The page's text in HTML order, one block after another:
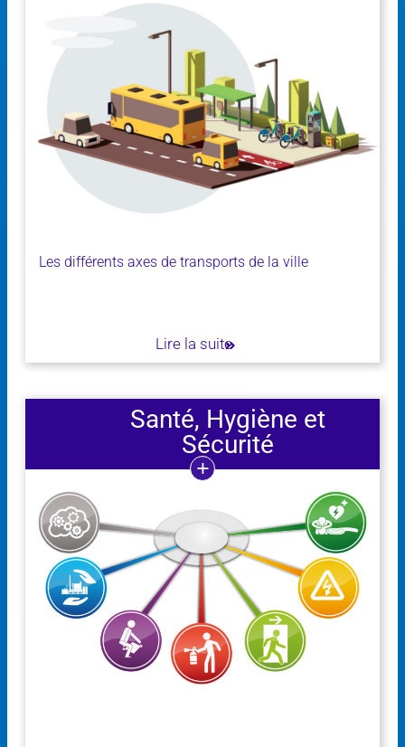
Les différents axes de transports de la ville
Lire la suite
Santé, Hygiène et
Sécurité